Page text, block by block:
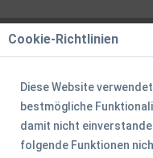
Cookie-Richtlinien
Diese Website
bestmögliche
damit nicht
folgende Funktionen